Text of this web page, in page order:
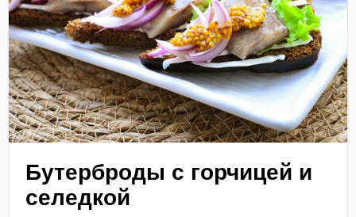
Бутерброды с горчицей и
селедкой